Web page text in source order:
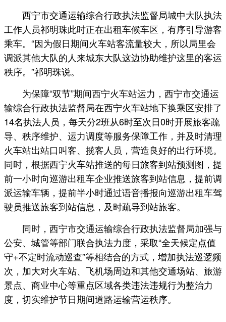
西宁市交通运输综合行政执法监督局城中大队执法
工作人员祁明珠此时正在出租车候车区，有序引导游客
乘车。“因为假日期间火车站客流量较大，所以局里会
调派其他大队的人来城东大队这边协助维护这里的客运
秩序。”祁明珠说。
为保障“双节”期间西宁火车站运力，西宁市交通运
输综合行政执法监督局在西宁火车站地下换乘区安排了
14名执法人员，每天分2班从6时至次日0时开展旅客疏
导、秩序维护、运力调度等服务保障工作，并及时清理
火车站出站口叫客、揽客人员，营造良好的出行环境。
同时，根据西宁火车站推送的每日旅客到站预测图，提
前一小时向巡游出租车企业推送旅客到站信息，提前调
派运输车辆，提前半小时通过语音播报向巡游出租车驾
驶员推送旅客到站信息，及时疏导到站旅客。
同时，西宁市交通运输综合行政执法监督局加强与
公安、城管等部门联合执法力度，采取“全天候定点值
守+不定时流动巡查”等相结合的方式，增加执法巡逻频
次，加大对火车站、飞机场周边和其他交通场站、旅游
景点、商业中心等重点区域各类违法违规行为整治力
度，切实维护节日期间道路运输营运秩序。